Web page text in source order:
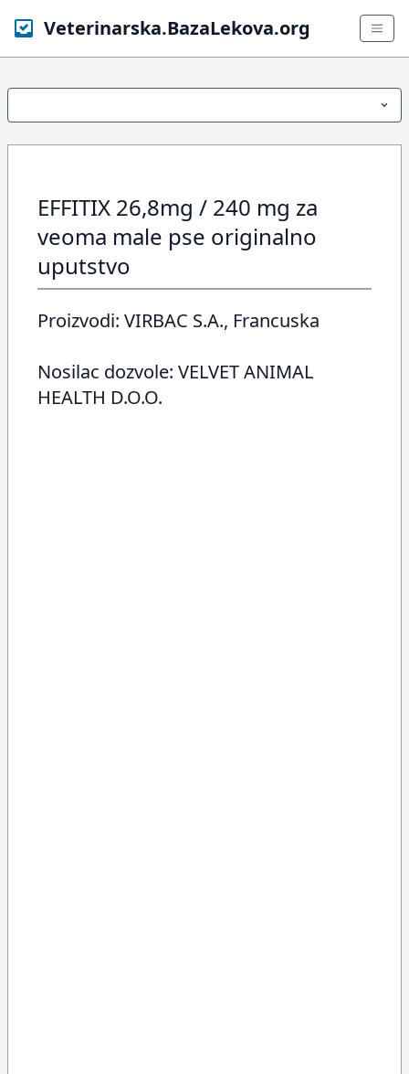
Veterinarska.BazaLekova.org
EFFITIX 26,8mg / 240 mg za
veoma male pse originalno
uputstvo
Proizvodi: VIRBAC S.A., Francuska
Nosilac dozvole: VELVET ANIMAL
HEALTH D.O.O.